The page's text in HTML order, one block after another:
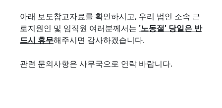
아래 보도참고자료를 확인하시고, 우리 법인 소속 근
로지원인 및 임직원 여러분께서는 '노동절' 당일은 반
드시 휴무해주시면 감사하겠습니다.
관련 문의사항은 사무국으로 연락 바랍니다.